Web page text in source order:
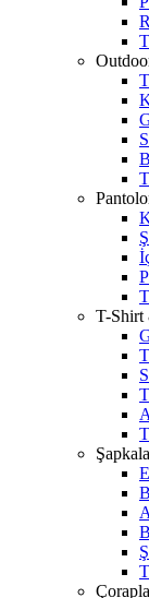
T-Shirt